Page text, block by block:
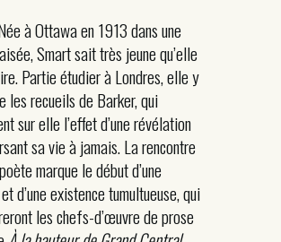
Ottawa en 1913 dans une
Smart sait très jeune qu’elle
Partie étudier à Londres, elle y
les recueils de Barker, qui
sur elle l’effet d’une révélation
sa vie à jamais. La rencontre
marque le début d’une
d’une existence tumultueuse, qui
les chefs-d’œuvre de prose